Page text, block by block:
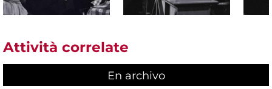
Attività correlate
En archivo